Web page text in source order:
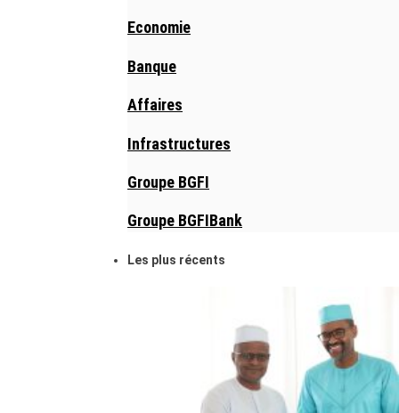
Economie
Banque
Affaires
Infrastructures
Groupe BGFI
Groupe BGFIBank
Les plus récents